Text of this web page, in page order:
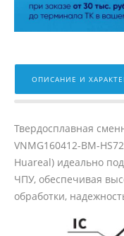
ОПИСАНИЕ И
Твердосплавная
VNMG160412-BM-
Huareal) идеально
ЧПУ, обеспечивая
обработки,